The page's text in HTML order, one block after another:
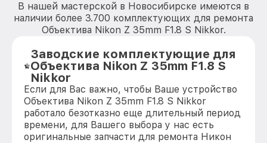
В нашей мастерской в Новосибирске имеются в
наличии более 3.700 комплектующих для ремонта
Объектива Nikon Z 35mm F1.8 S Nikkor.
Заводские комплектующие для
Объектива Nikon Z 35mm F1.8 S
Nikkor
Если для Вас важно, чтобы Ваше устройство
Объектива Nikon Z 35mm F1.8 S Nikkor
работало безотказно еще длительный период
времени, для Вашего выбора у нас есть
оригинальные запчасти для ремонта Никон